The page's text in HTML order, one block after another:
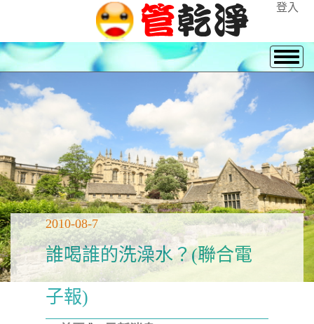
登入
2010-08-7
誰喝誰的洗澡水？(聯合電
子報)